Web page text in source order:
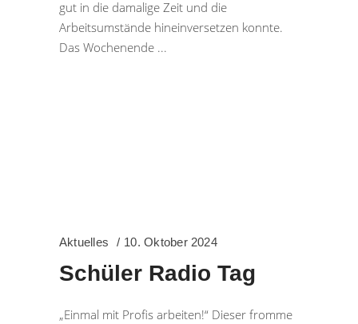
gut in die damalige Zeit und die
Arbeitsumstände hineinversetzen konnte.
Das Wochenende
Aktuelles 10. Oktober 2024
Schüler Radio Tag
„Einmal mit Profis arbeiten!“ Dieser fromme